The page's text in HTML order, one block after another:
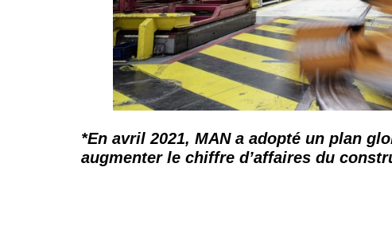
*En avril 2021, MAN a adopté un plan
augmenter le chiffre d’affaires du